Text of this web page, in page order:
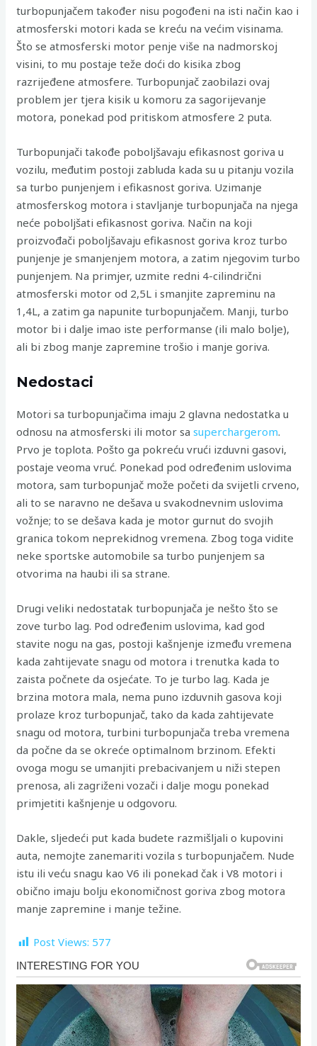
turbopunjačem također nisu pogođeni na isti način kao i
atmosferski motori kada se kreću na većim visinama.
Što se atmosferski motor penje više na nadmorskoj
visini, to mu postaje teže doći do kisika zbog
razrijeđene atmosfere. Turbopunjač zaobilazi ovaj
problem jer tjera kisik u komoru za sagorijevanje
motora, ponekad pod pritiskom atmosfere 2 puta.
Turbopunjači takođe poboljšavaju efikasnost goriva u
vozilu, međutim postoji zabluda kada su u pitanju vozila
sa turbo punjenjem i efikasnost goriva. Uzimanje
atmosferskog motora i stavljanje turbopunjača na njega
neće poboljšati efikasnost goriva. Način na koji
proizvođači poboljšavaju efikasnost goriva kroz turbo
punjenje je smanjenjem motora, a zatim njegovim turbo
punjenjem. Na primjer, uzmite redni 4-cilindrični
atmosferski motor od 2,5L i smanjite zapreminu na
1,4L, a zatim ga napunite turbopunjačem. Manji, turbo
motor bi i dalje imao iste performanse (ili malo bolje),
ali bi zbog manje zapremine trošio i manje goriva.
Nedostaci
Motori sa turbopunjačima imaju 2 glavna nedostatka u
odnosu na atmosferski ili motor sasuperchargerom.
Prvo je toplota. Pošto ga pokreću vrući izduvni gasovi,
postaje veoma vruć. Ponekad pod određenim uslovima
motora, sam turbopunjač može početi da svijetli crveno,
ali to se naravno ne dešava u svakodnevnim uslovima
vožnje; to se dešava kada je motor gurnut do svojih
granica tokom neprekidnog vremena. Zbog toga vidite
neke sportske automobile sa turbo punjenjem sa
otvorima na haubi ili sa strane.
Drugi veliki nedostatak turbopunjača je nešto što se
zove turbo lag. Pod određenim uslovima, kad god
stavite nogu na gas, postoji kašnjenje između vremena
kada zahtijevate snagu od motora i trenutka kada to
zaista počnete da osjećate. To je turbo lag. Kada je
brzina motora mala, nema puno izduvnih gasova koji
prolaze kroz turbopunjač, ​​tako da kada zahtijevate
snagu od motora, turbini turbopunjača treba vremena
da počne da se okreće optimalnom brzinom. Efekti
ovoga mogu se umanjiti prebacivanjem u niži stepen
prenosa, ali zagriženi vozači i dalje mogu ponekad
primjetiti kašnjenje u odgovoru.
Dakle, sljedeći put kada budete razmišljali o kupovini
auta, nemojte zanemariti vozila s turbopunjačem. Nude
istu ili veću snagu kao V6 ili ponekad čak i V8 motori i
obično imaju bolju ekonomičnost goriva zbog motora
manje zapremine i manje težine.
Post Views: 577